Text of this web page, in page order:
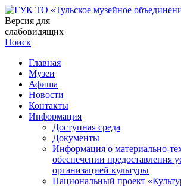
Версия для
слабовидящих
Поиск
Главная
Музеи
Афиша
Новости
Контакты
Информация
Доступная среда
Документы
Информация о материально-
обеспечении предоставления
организацией культуры
Национальный проект